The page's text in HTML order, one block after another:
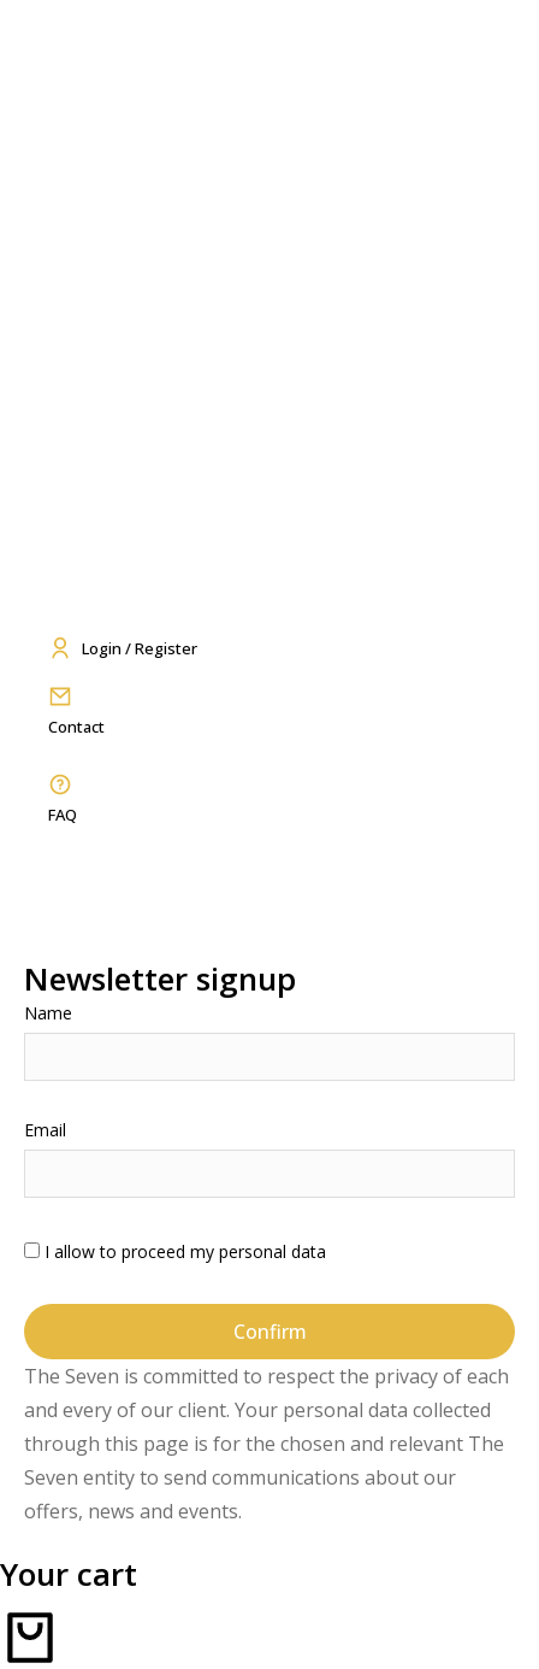
Login / Register
Contact
FAQ
Newsletter signup
Name
Email
I allow to proceed my personal data
Confirm
The Seven is committed to respect the privacy of each
and every of our client. Your personal data collected
through this page is for the chosen and relevant The
Seven entity to send communications about our
offers, news and events.
Your cart